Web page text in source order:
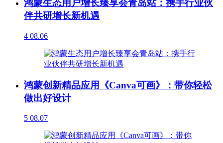
鸿蒙生态用户增长臻享会青岛站：携手行业伙
伴共研增长新机遇
4 08.06
鸿蒙创新精品应用《Canva可画》：带你轻松
做出好设计
5 08.07